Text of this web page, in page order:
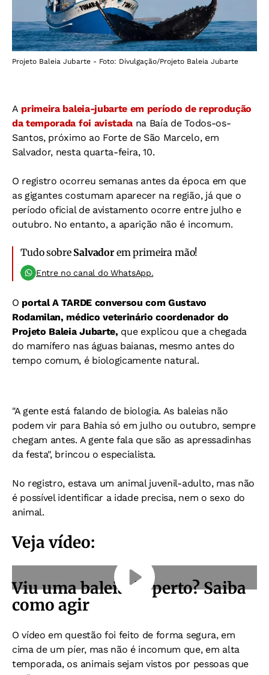
Projeto Baleia Jubarte - Foto: Divulgação/Projeto Baleia Jubarte
A primeira baleia-jubarte em período de reprodução
da temporada foi avistada na Baía de Todos-os-
Santos, próximo ao Forte de São Marcelo, em
Salvador, nesta quarta-feira, 10.
O registro ocorreu semanas antes da época em que
as gigantes costumam aparecer na região, já que o
período oficial de avistamento ocorre entre julho e
outubro. No entanto, a aparição não é incomum.
Tudo sobre Salvadorem primeira mão!
Entre no canal do WhatsApp.
O portal A TARDE conversou com Gustavo
Rodamilan, médico veterinário coordenador do
Projeto Baleia Jubarte, que explicou que a chegada
do mamífero nas águas baianas, mesmo antes do
tempo comum, é biologicamente natural.
"A gente está falando de biologia. As baleias não
podem vir para Bahia só em julho ou outubro, sempre
chegam antes. A gente fala que são as apressadinhas
da festa", brincou o especialista.
No registro, estava um animal juvenil-adulto, mas não
é possível identificar a idade precisa, nem o sexo do
animal.
Veja vídeo:
Viu uma baleia de perto? Saiba
como agir
O vídeo em questão foi feito de forma segura, em
cima de um píer, mas não é incomum que, em alta
temporada, os animais sejam vistos por pessoas que